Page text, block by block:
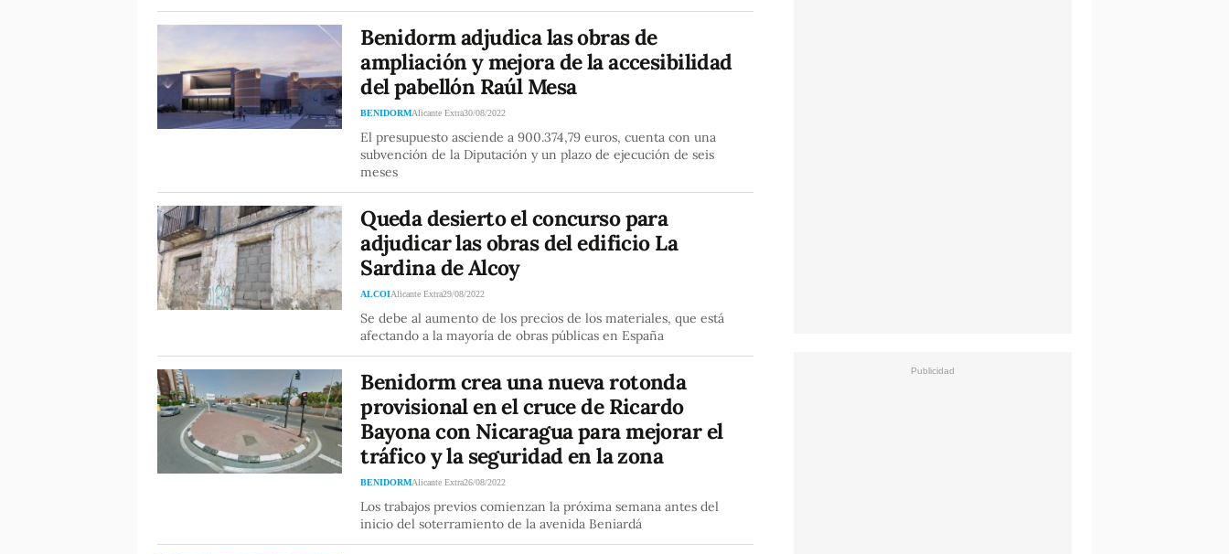
Benidorm adjudica las obras de
ampliación y mejora de la accesibilidad
del pabellón Raúl Mesa
BENIDORMAlicante Extra30/08/2022
El presupuesto asciende a 900.374,79 euros, cuenta con una
subvención de la Diputación y un plazo de ejecución de seis
meses
Queda desierto el concurso para
adjudicar las obras del edificio La
Sardina de Alcoy
ALCOIAlicante Extra29/08/2022
Se debe al aumento de los precios de los materiales, que está
afectando a la mayoría de obras públicas en España
Benidorm crea una nueva rotonda
provisional en el cruce de Ricardo
Bayona con Nicaragua para mejorar el
tráfico y la seguridad en la zona
BENIDORMAlicante Extra26/08/2022
Los trabajos previos comienzan la próxima semana antes del
inicio del soterramiento de la avenida Beniardá